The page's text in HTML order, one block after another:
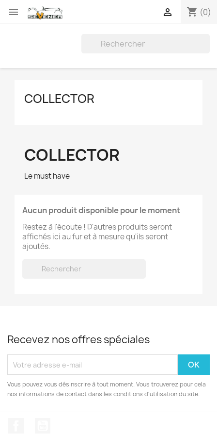
 shopping_cart (0)

COLLECTOR
COLLECTOR
Le must have
Aucun produit disponible pour le moment
Restez à l'écoute ! D'autres produits seront
affichés ici au fur et à mesure qu'ils seront
ajoutés.
Recevez nos offres spéciales
Vous pouvez vous désinscrire à tout moment. Vous trouverez pour cela
nos informations de contact dans les conditions d'utilisation du site.